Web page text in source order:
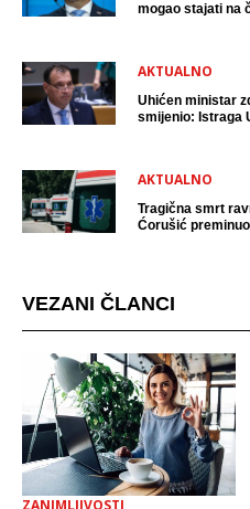
mogao stajati na
AKTUALNO
Uhićen ministar
smijenio: Istraga
AKTUALNO
Tragična smrt
Ćorušić
VEZANI ČLANCI